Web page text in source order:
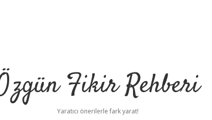
Fikir Rehberi
Yaratıcı önerilerle fark yarat!